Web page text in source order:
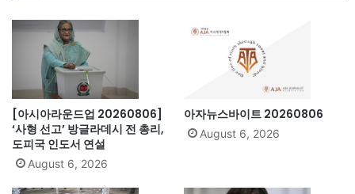
[아시아라운드업 20260806]
‘사형 선고’ 방글라데시 전 총리,
도피국 인도서 연설
August 6, 2026
아자뉴스바이트 20260806
August 6, 2026